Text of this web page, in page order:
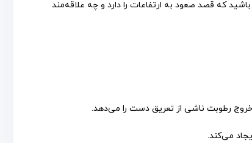
که قصد صعود به ارتفاعات را دارد و چه علاقه‌مند
خروج رطوبت ناشی از تعریق دست را می‌دهد.
می‌کند.